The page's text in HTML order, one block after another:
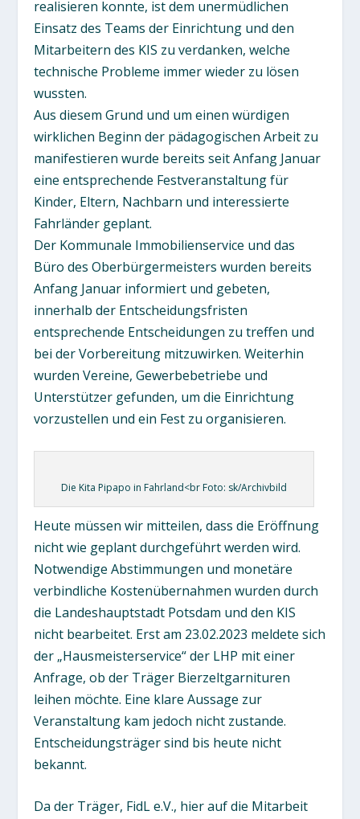
realisieren konnte, ist dem unermüdlichen
Einsatz des Teams der Einrichtung und den
Mitarbeitern des KIS zu verdanken, welche
technische Probleme immer wieder zu lösen
wussten.
Aus diesem Grund und um einen würdigen
wirklichen Beginn der pädagogischen Arbeit zu
manifestieren wurde bereits seit Anfang Januar
eine entsprechende Festveranstaltung für
Kinder, Eltern, Nachbarn und interessierte
Fahrländer geplant.
Der Kommunale Immobilienservice und das
Büro des Oberbürgermeisters wurden bereits
Anfang Januar informiert und gebeten,
innerhalb der Entscheidungsfristen
entsprechende Entscheidungen zu treffen und
bei der Vorbereitung mitzuwirken. Weiterhin
wurden Vereine, Gewerbebetriebe und
Unterstützer gefunden, um die Einrichtung
vorzustellen und ein Fest zu organisieren.
Die Kita Pipapo in Fahrland<br Foto: sk/Archivbild
Heute müssen wir mitteilen, dass die Eröffnung
nicht wie geplant durchgeführt werden wird.
Notwendige Abstimmungen und monetäre
verbindliche Kostenübernahmen wurden durch
die Landeshauptstadt Potsdam und den KIS
nicht bearbeitet. Erst am 23.02.2023 meldete sich
der „Hausmeisterservice“ der LHP mit einer
Anfrage, ob der Träger Bierzeltgarnituren
leihen möchte. Eine klare Aussage zur
Veranstaltung kam jedoch nicht zustande.
Entscheidungsträger sind bis heute nicht
bekannt.
Da der Träger, FidL e.V., hier auf die Mitarbeit